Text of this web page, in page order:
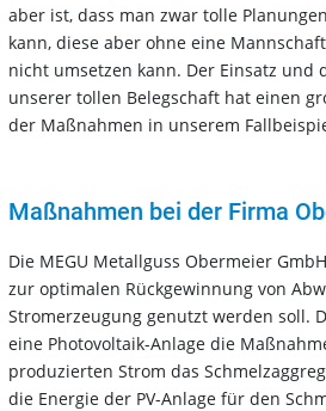
aber ist, dass man zwar tolle
kann, diese aber ohne eine
nicht umsetzen kann. Der Einsatz und
unserer tollen Belegschaft hat einen
der Maßnahmen in unserem
Maßnahmen bei der Firma
Die MEGU Metallguss Obermeier
zur optimalen Rückgewinnung von
Stromerzeugung genutzt werden soll.
eine Photovoltaik-Anlage die
produzierten Strom das
die Energie der PV-Anlage für den